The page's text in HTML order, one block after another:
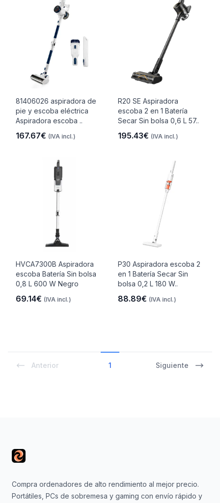
81406026 aspiradora de
pie y escoba eléctrica
Aspiradora escoba ..
167.67€ (IVA incl.)
R20 SE Aspiradora
escoba 2 en 1 Batería
Secar Sin bolsa 0,6 L 57..
195.43€ (IVA incl.)
HVCA7300B Aspiradora
escoba Batería Sin bolsa
0,8 L 600 W Negro
69.14€ (IVA incl.)
P30 Aspiradora escoba 2
en 1 Batería Secar Sin
bolsa 0,2 L 180 W..
88.89€ (IVA incl.)
Anterior 1 Siguiente
Compra ordenadores de alto rendimiento al mejor precio.
Portátiles, PCs de sobremesa y gaming con envío rápido y